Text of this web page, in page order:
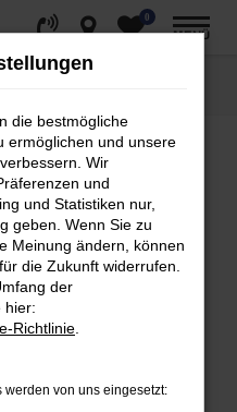
0
MENÜ
dir helfen können:
und deine
zum Beispiel deine
die bestmögliche
ermöglichen und unsere
Wir
und
und Statistiken nur,
geben. Wenn Sie zu
Meinung ändern, können
die Zukunft widerrufen.
der
hier:
Richtlinie
von uns eingesetzt: